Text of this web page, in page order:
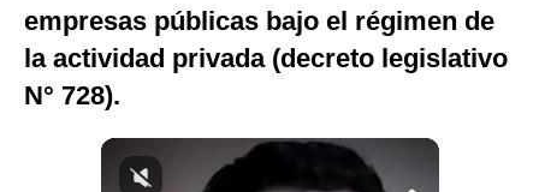
Podcast
Gestión TV
empresas públicas bajo el régimen de
la actividad privada (decreto legislativo
N° 728).